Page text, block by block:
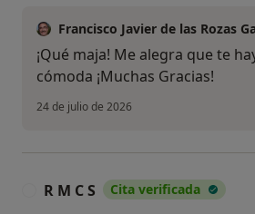
Francisco Javier de las Rozas
¡Qué maja! Me alegra que te
cómoda ¡Muchas Gracias!
24 de julio de 2026
R M C S Cita verificada